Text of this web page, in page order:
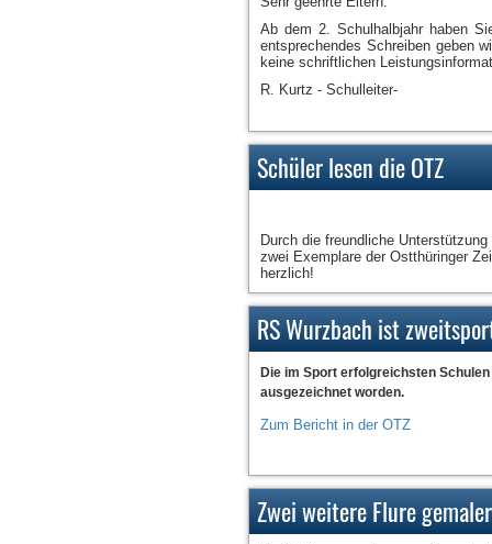
Ab dem 2. Schulhalbjahr haben
entsprechendes Schreiben geben
keine schriftlichen
R. Kurtz - Schulleiter-
Schüler lesen die OTZ
Durch die freundliche
zwei Exemplare der Ostthüringer
herzlich!
RS Wurzbach ist
Die im Sport erfolgreichsten
ausgezeichnet worden.
Zum Bericht in der OTZ
Zwei weitere Flure